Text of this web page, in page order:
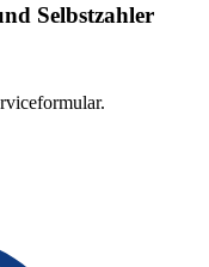
Selbstzahler